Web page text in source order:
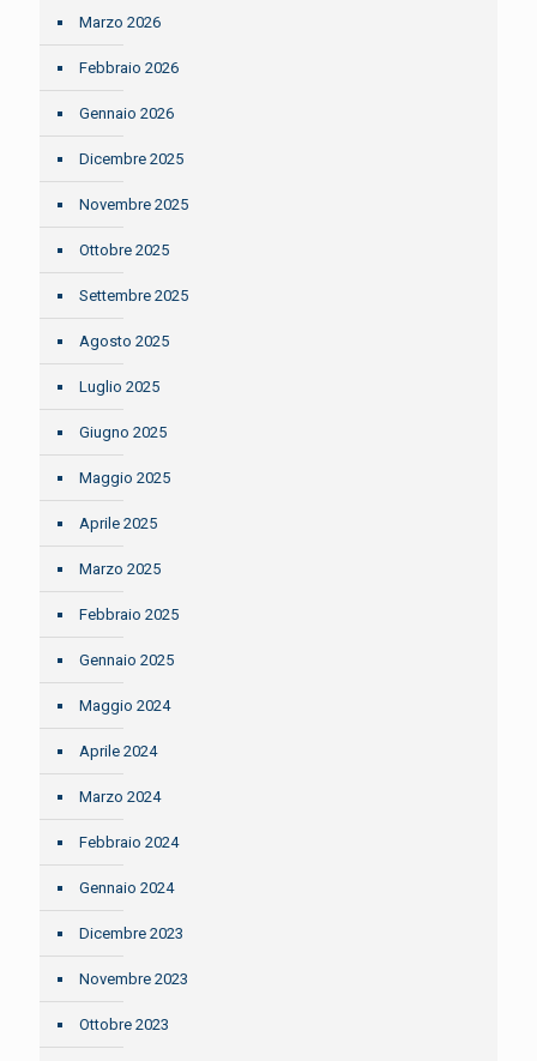
Marzo 2026
Febbraio 2026
Gennaio 2026
Dicembre 2025
Novembre 2025
Ottobre 2025
Settembre 2025
Agosto 2025
Luglio 2025
Giugno 2025
Maggio 2025
Aprile 2025
Marzo 2025
Febbraio 2025
Gennaio 2025
Maggio 2024
Aprile 2024
Marzo 2024
Febbraio 2024
Gennaio 2024
Dicembre 2023
Novembre 2023
Ottobre 2023